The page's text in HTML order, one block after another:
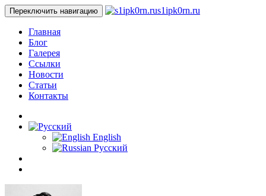
Переключить навигацию s1ipk0rn.ru
Главная
Блог
Галерея
Ссылки
Новости
Статьи
Контакты
English
Русский